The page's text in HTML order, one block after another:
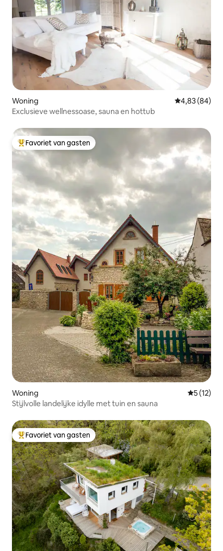
Woning Gemiddelde
4,83 (84)
Exclusieve wellnessoase, sauna en hottub
Topfavoriet van gasten
Favoriet van gasten
Woning
5 (12)
Stijlvolle landelijke idylle met tuin en sauna
Topfavoriet van gasten
Favoriet van gasten